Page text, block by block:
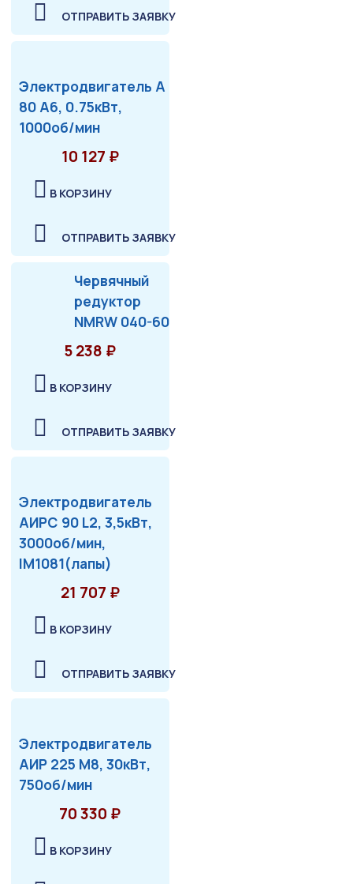
ОТПРАВИТЬ ЗАЯВКУ
Электродвигатель А
80 А6, 0.75кВт,
1000об/мин
10 127 ₽
В КОРЗИНУ
ОТПРАВИТЬ ЗАЯВКУ
Червячный
редуктор
NMRW 040-60
5 238 ₽
В КОРЗИНУ
ОТПРАВИТЬ ЗАЯВКУ
Электродвигатель
АИРС 90 L2, 3,5кВт,
3000об/мин,
IM1081(лапы)
21 707 ₽
В КОРЗИНУ
ОТПРАВИТЬ ЗАЯВКУ
Электродвигатель
АИР 225 М8, 30кВт,
750об/мин
70 330 ₽
В КОРЗИНУ